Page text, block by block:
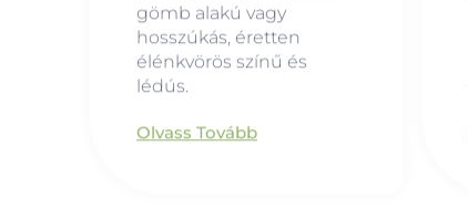
gömb alakú vagy
hosszúkás, éretten
élénkvörös színű és
lédús.
Olvass Tovább